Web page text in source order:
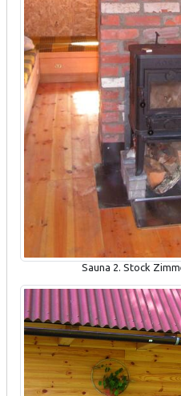
Sauna 2. Stock